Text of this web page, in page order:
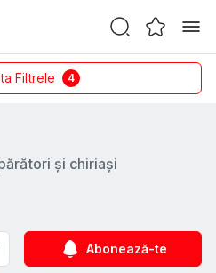
Filtrele 4
și chiriași
Abonează-te